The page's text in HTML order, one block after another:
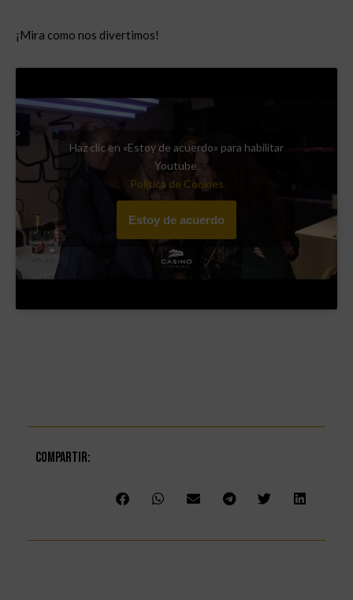
¡Mira como nos divertimos!
Haz clic en «Estoy de acuerdo» para habilitar
Youtube
Política de Cookies
Estoy de acuerdo
Compartir: